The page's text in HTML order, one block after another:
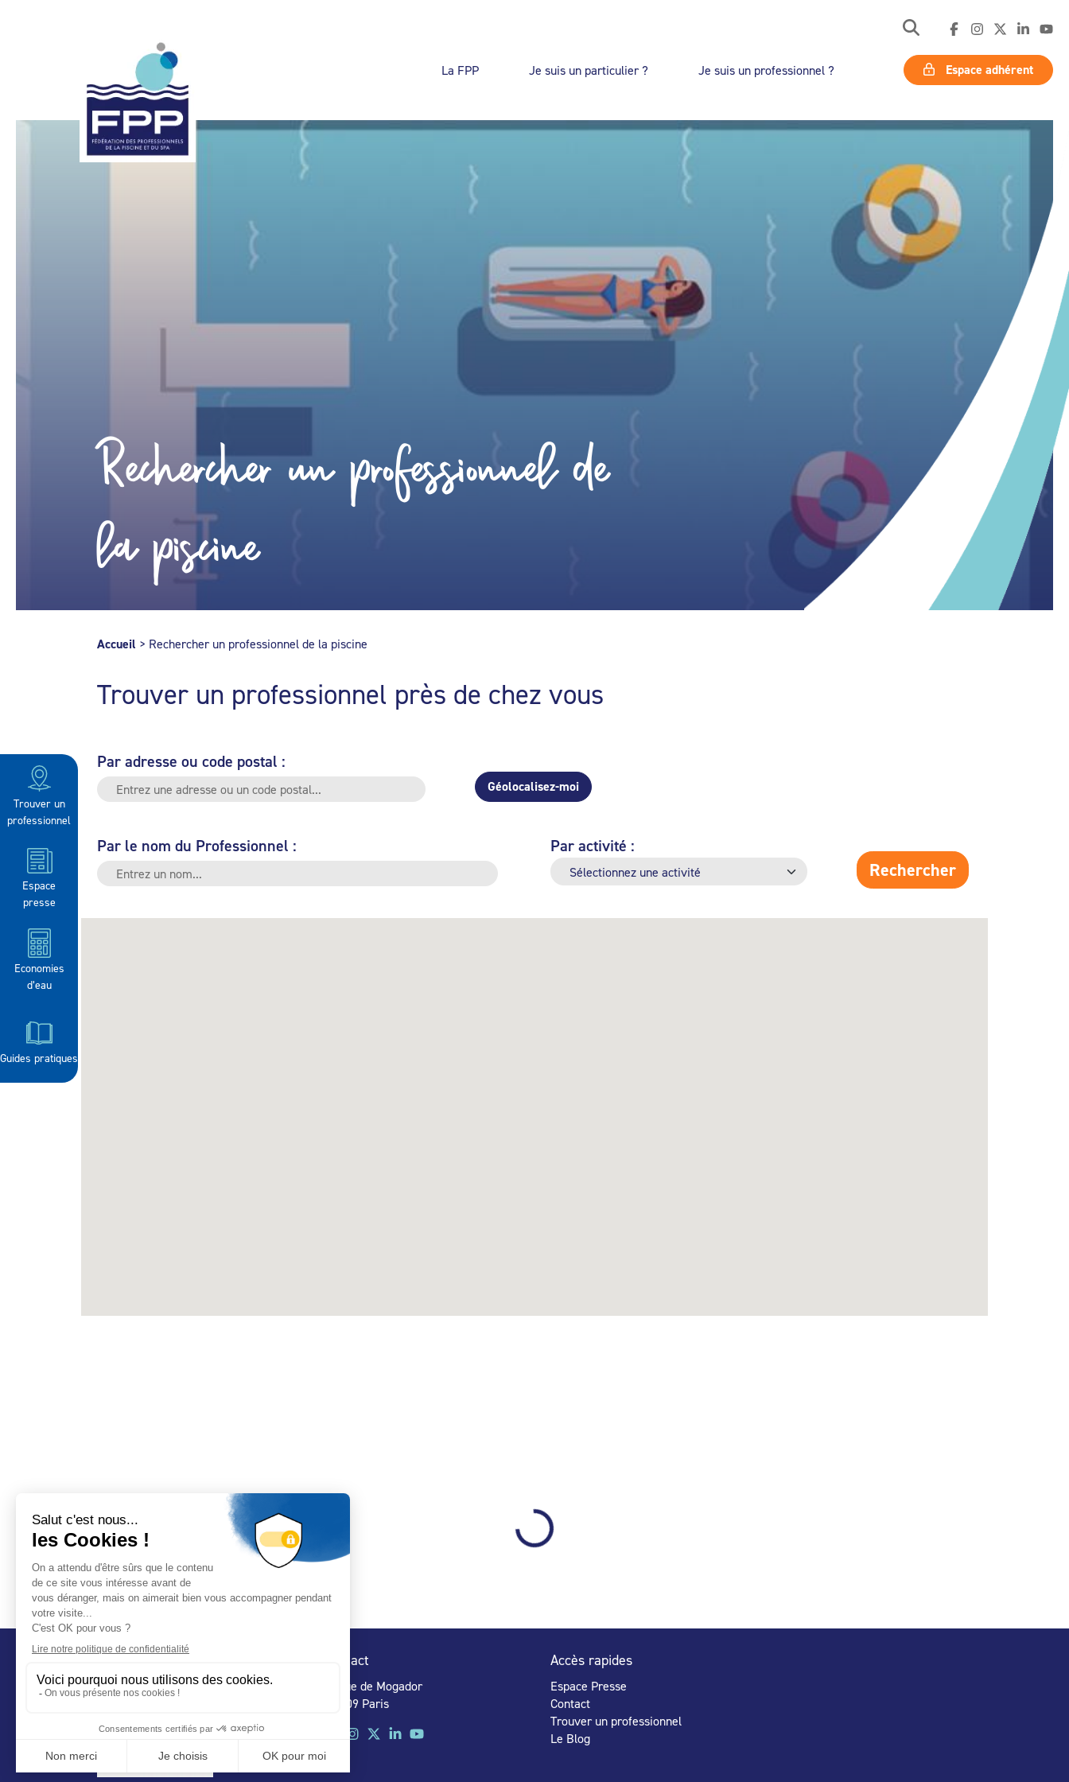
La FPP Je suis un particulier ? Je suis un professionnel ? Espace adhérent
Trouver un
professionnel
Espace
presse
Economies
d’eau
Guides pratiques
Rechercher un professionnel de
la piscine
Accueil > Rechercher un professionnel de la piscine
Trouver un professionnel près de chez vous
Par adresse ou code postal :
Géolocalisez-moi
Par le nom du Professionnel : Par activité :
Contact
32 rue de Mogador
75 009 Paris
Accès rapides
Espace Presse
Contact
Trouver un professionnel
Le Blog